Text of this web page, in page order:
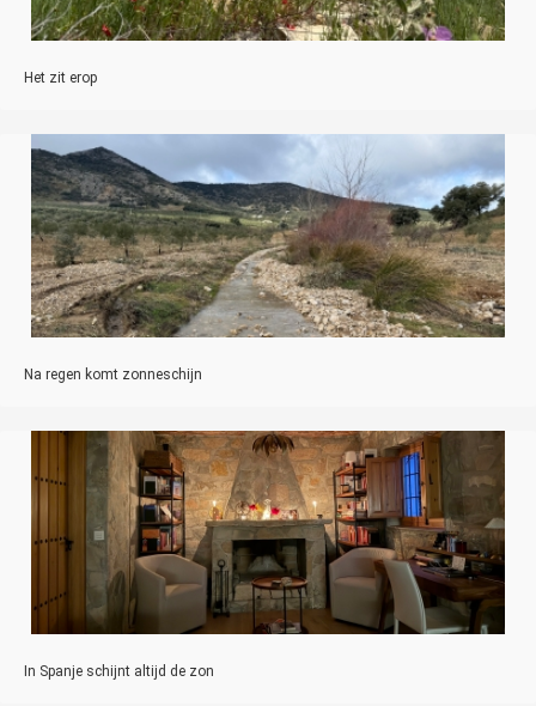
Het zit erop
Na regen komt zonneschijn
In Spanje schijnt altijd de zon